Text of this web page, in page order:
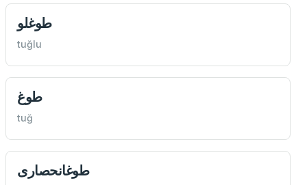
طوغلو
tuğlu
طوغ
tuğ
طوغانحصاری